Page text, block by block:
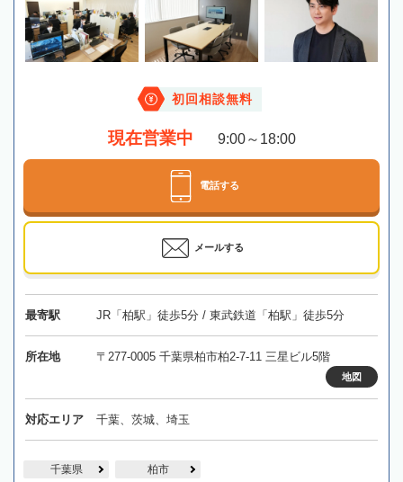
初回相談無料
現在営業中 9:00～18:00
電話する
メールする
最寄駅 JR「柏駅」徒歩5分 / 東武鉄道「柏駅」徒歩5分
所在地 〒277-0005 千葉県柏市柏2-7-11 三星ビル5階
地図
対応エリア 千葉、茨城、埼玉
千葉県 柏市